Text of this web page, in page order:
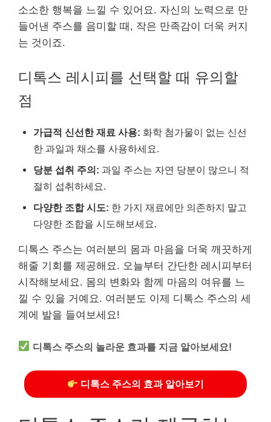
소소한 행복을 느낄 수 있어요. 자신의 노력으로 만
들어낸 주스를 음미할 때, 작은 만족감이 더욱 커지
는 것이죠.
디톡스 레시피를 선택할 때 유의할
점
가급적 신선한 재료 사용: 화학 첨가물이 없는 신선
한 과일과 채소를 사용하세요.
당분 섭취 주의: 과일 주스는 자연 당분이 많으니 적
절히 섭취하세요.
다양한 조합 시도: 한 가지 재료에만 의존하지 말고
다양한 조합을 시도해보세요.
디톡스 주스는 여러분의 몸과 마음을 더욱 깨끗하게
해줄 기회를 제공해요. 오늘부터 간단한 레시피부터
시작해보세요. 몸의 변화와 함께 마음의 여유를 느
낄 수 있을 거예요. 여러분도 이제 디톡스 주스의 세
계에 발을 들여보세요!
디톡스 주스의 놀라운 효과를 지금 알아보세요!
디톡스 주스의 효과 알아보기